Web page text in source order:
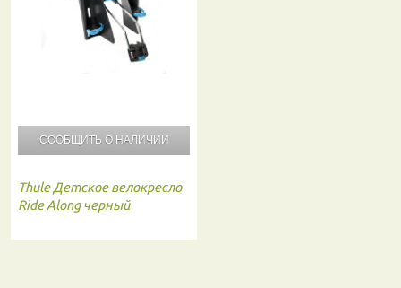
СООБЩИТЬ О НАЛИЧИИ
Thule Детское велокресло
Ride Along черный